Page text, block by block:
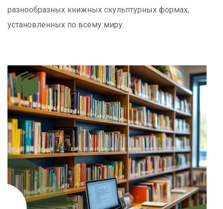
разнообразных книжных скульптурных формах,
установленных по всему миру.